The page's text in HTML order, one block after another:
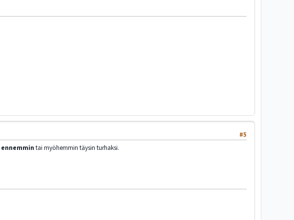
#5
ennemmintai myöhemmin täysin turhaksi.